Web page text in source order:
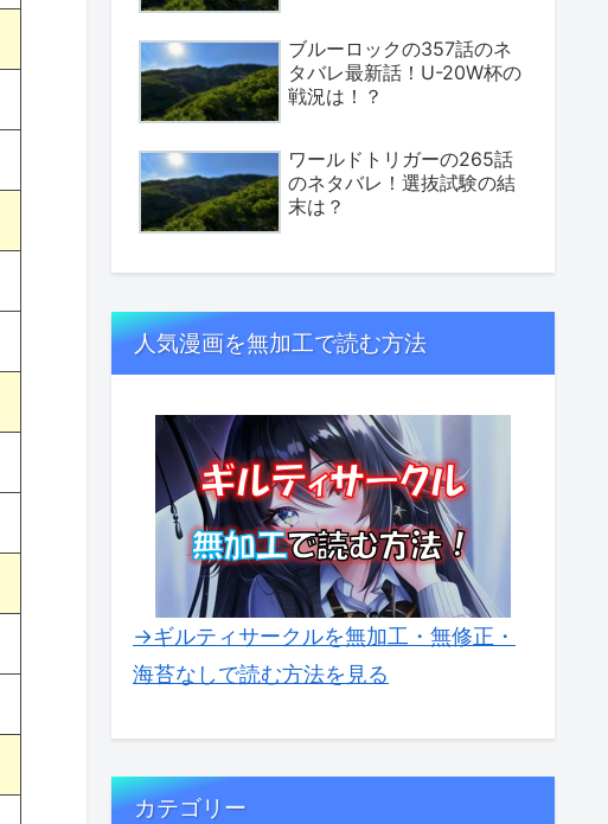
ブルーロックの357話のネ
タバレ最新話！U-20W杯の
戦況は！？
ワールドトリガーの265話
のネタバレ！選抜試験の結
末は？
人気漫画を無加工で読む方法
→ギルティサークルを無加工・無修正・
海苔なしで読む方法を見る
カテゴリー